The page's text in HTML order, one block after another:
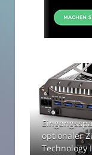
optionaler
Technology